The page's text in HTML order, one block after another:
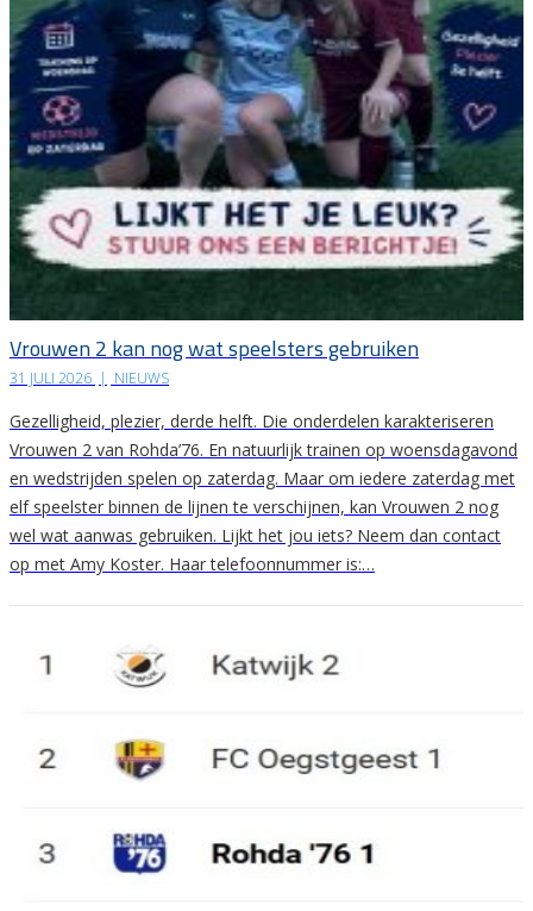
Vrouwen 2 kan nog wat speelsters gebruiken
31 JULI 2026 | NIEUWS
Gezelligheid, plezier, derde helft. Die onderdelen karakteriseren
Vrouwen 2 van Rohda’76. En natuurlijk trainen op woensdagavond
en wedstrijden spelen op zaterdag. Maar om iedere zaterdag met
elf speelster binnen de lijnen te verschijnen, kan Vrouwen 2 nog
wel wat aanwas gebruiken. Lijkt het jou iets? Neem dan contact
op met Amy Koster. Haar telefoonnummer is:…